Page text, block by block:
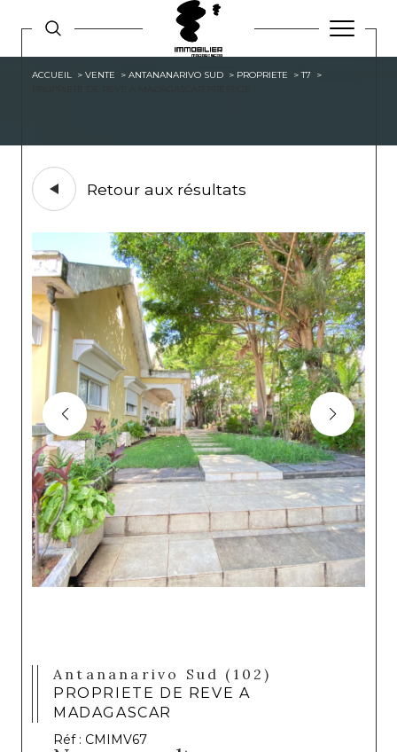
ACCUEIL VENTE ANTANANARIVO SUD PROPRIETE
T7
Retour aux résultats
Antananarivo Sud (102)
PROPRIETE DE REVE A
MADAGASCAR
Réf : CMIMV67